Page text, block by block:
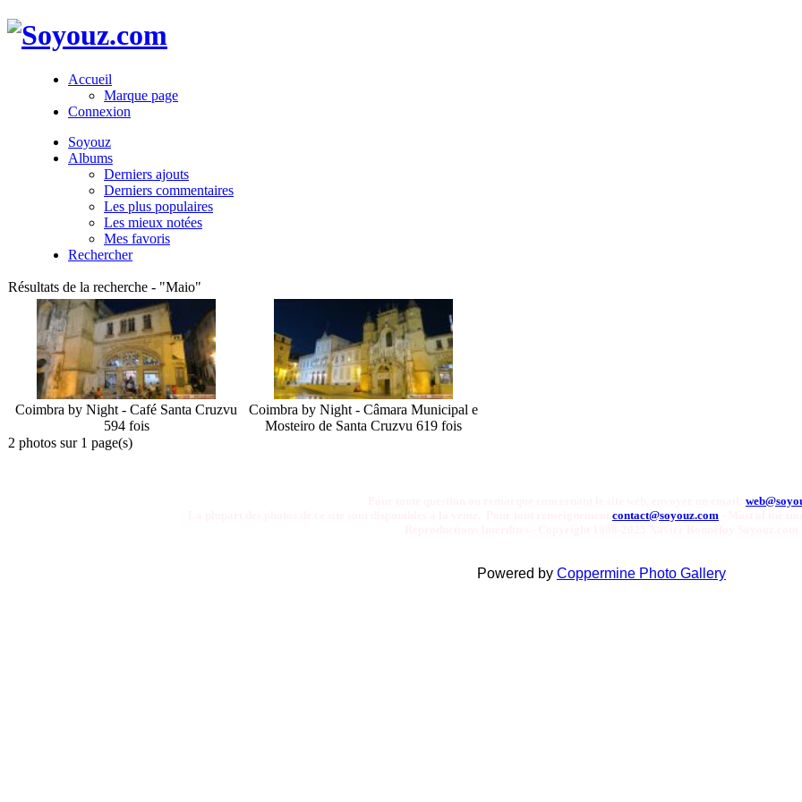
Accueil
Marque page
Connexion
Soyouz
Albums
Derniers ajouts
Derniers commentaires
Les plus populaires
Les mieux notées
Mes favoris
Rechercher
Résultats de la recherche - "Maio"
Coimbra by Night - Café Santa Cruzvu
594 fois
Coimbra by Night - Câmara Municipal e
Mosteiro de Santa Cruzvu 619 fois
2 photos sur 1 page(s)
contact@soyouz.com
Powered by Coppermine Photo Gallery